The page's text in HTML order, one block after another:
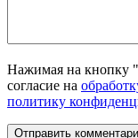
Нажимая на кнопку
согласие на
политику